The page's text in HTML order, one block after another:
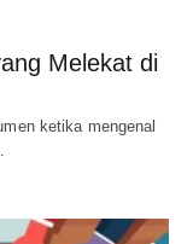
Melekat di
ketika mengenal